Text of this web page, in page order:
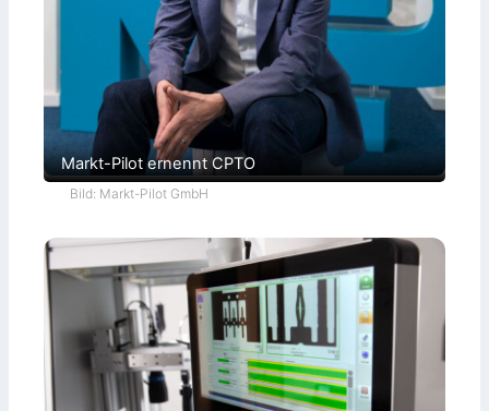
Markt-Pilot ernennt CPTO
Bild: Markt-Pilot GmbH